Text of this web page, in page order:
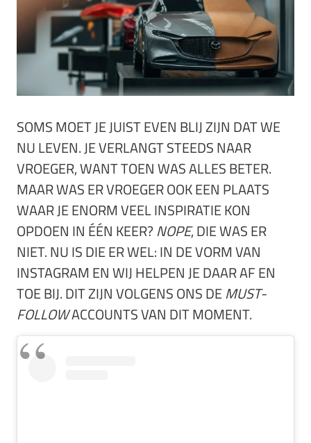
SOMS MOET JE JUIST EVEN BLIJ ZIJN DAT WE
NU LEVEN. JE VERLANGT STEEDS NAAR
VROEGER, WANT TOEN WAS ALLES BETER.
MAAR WAS ER VROEGER OOK EEN PLAATS
WAAR JE ENORM VEEL INSPIRATIE KON
OPDOEN IN ÉÉN KEER?NOPE, DIE WAS ER
NIET. NU IS DIE ER WEL: IN DE VORM VAN
INSTAGRAM EN WIJ HELPEN JE DAAR AF EN
TOE BIJ. DIT ZIJN VOLGENS ONS DEMUST-
FOLLOWACCOUNTS VAN DIT MOMENT.